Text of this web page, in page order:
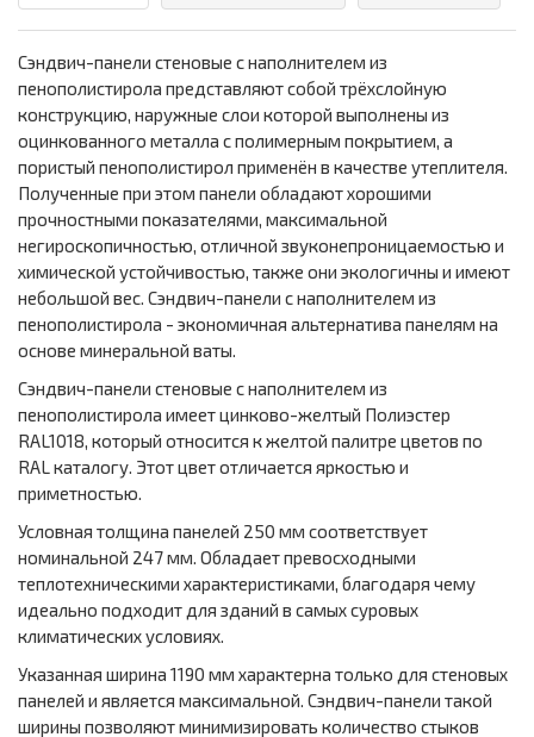
Сэндвич-панели стеновые с наполнителем из
пенополистирола представляют собой трёхслойную
конструкцию, наружные слои которой выполнены из
оцинкованного металла с полимерным покрытием, а
пористый пенополистирол применён в качестве утеплителя.
Полученные при этом панели обладают хорошими
прочностными показателями, максимальной
негироскопичностью, отличной звуконепроницаемостью и
химической устойчивостью, также они экологичны и имеют
небольшой вес. Сэндвич-панели с наполнителем из
пенополистирола - экономичная альтернатива панелям на
основе минеральной ваты.
Сэндвич-панели стеновые с наполнителем из
пенополистирола имеет цинково-желтый Полиэстер
RAL1018, который относится к желтой палитре цветов по
RAL каталогу. Этот цвет отличается яркостью и
приметностью.
Условная толщина панелей 250 мм соответствует
номинальной 247 мм. Обладает превосходными
теплотехническими характеристиками, благодаря чему
идеально подходит для зданий в самых суровых
климатических условиях.
Указанная ширина 1190 мм характерна только для стеновых
панелей и является максимальной. Сэндвич-панели такой
ширины позволяют минимизировать количество стыков